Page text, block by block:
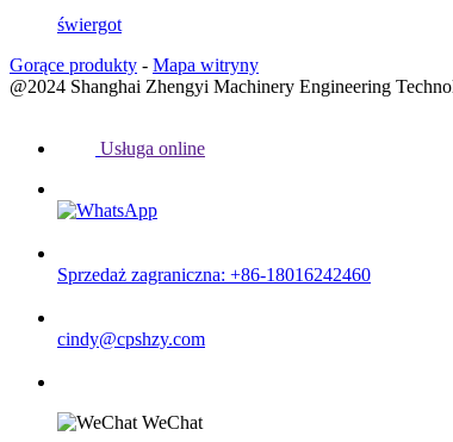
świergot
Gorące produkty - Mapa witryny
@2024 Shanghai Zhengyi Machinery Engineering
Usługa online
Sprzedaż zagraniczna: +86-18016242460
cindy@cpshzy.com
WeChat